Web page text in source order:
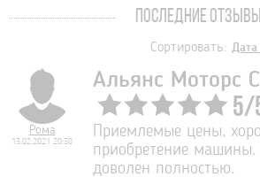
ПОСЛЕДНИЕ ОТЗЫВЫ
Сортировать: Дата
Рома
13.02.2021 20:30
Альянс Моторс
5/
Приемлемые цены,
приобретение машины.
доволен полностью.